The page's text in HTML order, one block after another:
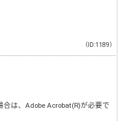
（ID:1189）
合は、Adobe Acrobat(R)が必要で